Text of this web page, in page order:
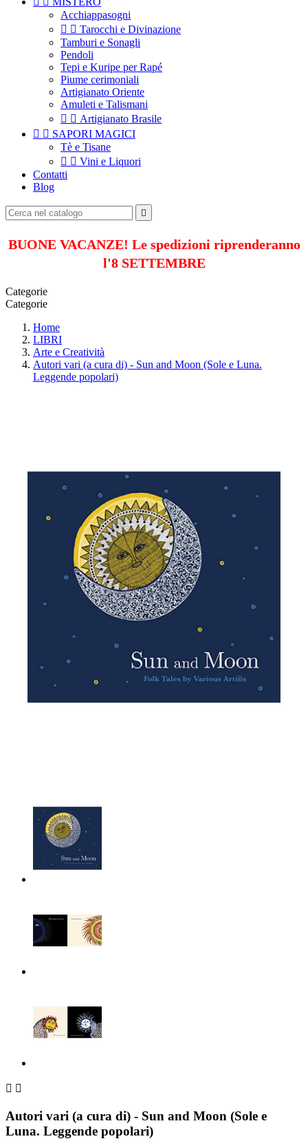
Acchiappasogni
  Tarocchi e Divinazione
Tamburi e Sonagli
Pendoli
Tepi e Kuripe per Rapé
Piume cerimoniali
Artigianato Oriente
Amuleti e Talismani
  Artigianato Brasile
  SAPORI MAGICI
Tè e Tisane
  Vini e Liquori
Contatti
Blog

BUONE VACANZE! Le spedizioni riprenderanno
l'8 SETTEMBRE
Categorie
Categorie
Home
LIBRI
Arte e Creatività
Autori vari (a cura di) - Sun and Moon (Sole e Luna.
Leggende popolari)
 
Autori vari (a cura di) - Sun and Moon (Sole e
Luna. Leggende popolari)